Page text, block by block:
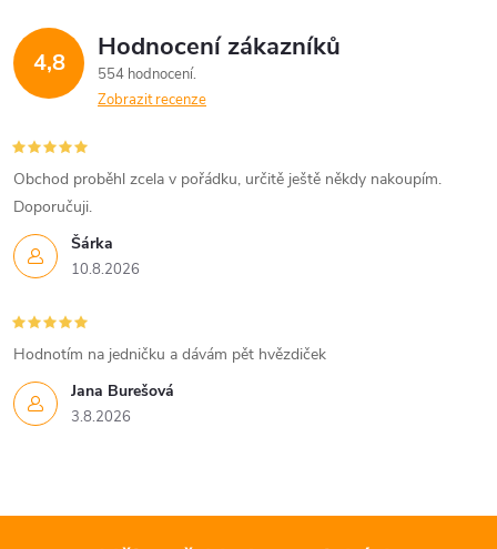
4,8 Hodnocení zákazníků
554 hodnocení
Zobrazit recenze
Šárka
10.8.2026
Obchod proběhl zcela v pořádku, určitě ještě někdy nakoupím.
Doporučuji.
Jana Burešová
3.8.2026
Hodnotím na jedničku a dávám pět hvězdiček